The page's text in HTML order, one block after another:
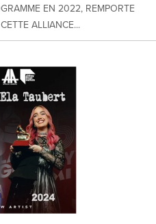
EN 2022, REMPORTE
ALLIANCE...